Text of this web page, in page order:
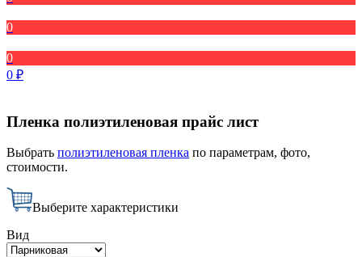
0
0
0 ₽
Пленка полиэтиленовая прайс лист
Выбрать полиэтиленовая пленка по параметрам, фото,
стоимости.
Выберите характеристики
Вид